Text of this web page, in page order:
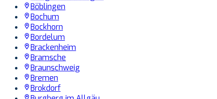
Böblingen
Bochum
Bockhorn
Bordelum
Brackenheim
Bramsche
Braunschweig
Bremen
Brokdorf